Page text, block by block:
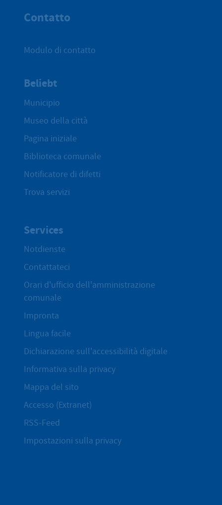
Contatto
Modulo di contatto
Beliebt
Municipio
Museo della città
Pagina iniziale
Biblioteca comunale
Notificatore di difetti
Trova servizi
Services
Notdienste
Contattateci
Orari d'ufficio dell'amministrazione
comunale
Impronta
Lingua facile
Dichiarazione sull'accessibilità digitale
Informativa sulla privacy
Mappa del sito
Accesso (Extranet)
RSS-Feed
Impostazioni sulla privacy